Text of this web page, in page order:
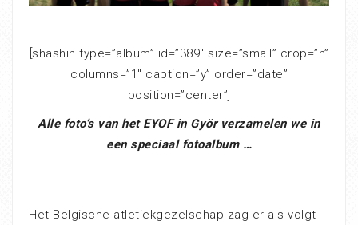
[shashin type=”album” id=”389″ size=”small” crop=”n”
columns=”1″ caption=”y” order=”date”
position=”center”]
Alle foto’s van het EYOF in Györ verzamelen we in
een speciaal fotoalbum …
Het Belgische atletiekgezelschap zag er als volgt